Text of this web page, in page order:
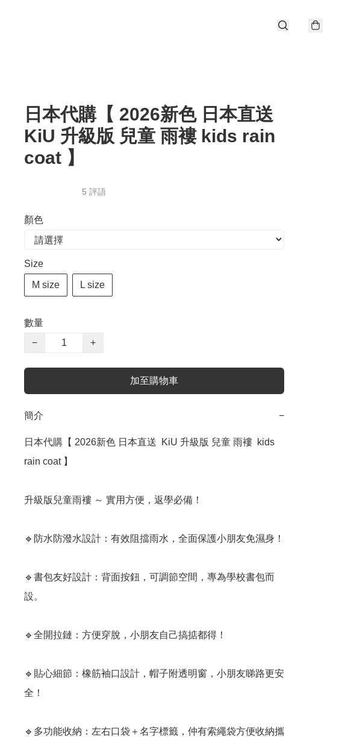
日本代購【 2026新色 日本直送
KiU 升級版 兒童 雨褸 kids rain
coat 】
5 評語
顏色
Size
M size L size
數量
−
+
加至購物車
簡介 −
日本代購【 2026新色 日本直送  KiU 升級版 兒童 雨褸  kids
rain coat 】﻿﻿﻿﻿﻿
升級版兒童雨褸 ～ 實用方便，返學必備！
🔹防水防潑水設計：有效阻擋雨水，全面保護小朋友免濕身！
🔹書包友好設計：背面按鈕，可調節空間，專為學校書包而
設。
🔹全開拉鏈：方便穿脫，小朋友自己搞掂都得！
🔹貼心細節：橡筋袖口設計，帽子附透明窗，小朋友睇路更安
全！
🔹多功能收納：左右口袋＋名字標籤，仲有索繩袋方便收納攜